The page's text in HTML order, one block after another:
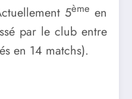
5ème en
par le club entre
en 14 matchs).